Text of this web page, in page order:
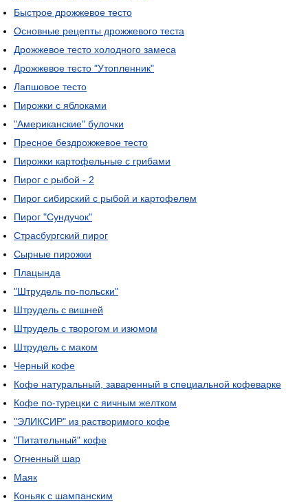
Быстрое дрожжевое тесто
Основные рецепты дрожжевого теста
Дрожжевое тесто холодного замеса
Дрожжевое тесто "Утопленник"
Лапшовое тесто
Пирожки с яблоками
"Американские" булочки
Пресное бездрожжевое тесто
Пирожки картофельные с грибами
Пирог с рыбой - 2
Пирог сибирский с рыбой и картофелем
Пирог "Сундучок"
Страсбургский пирог
Сырные пирожки
Плацында
"Штрудель по-польски"
Штрудель с вишней
Штрудель с творогом и изюмом
Штрудель с маком
Черный кофе
Кофе натуральный, заваренный в специальной кофеварке
Кофе по-турецки с яичным желтком
"ЭЛИКСИР" из растворимого кофе
"Питательный" кофе
Огненный шар
Маяк
Коньяк с шампанским